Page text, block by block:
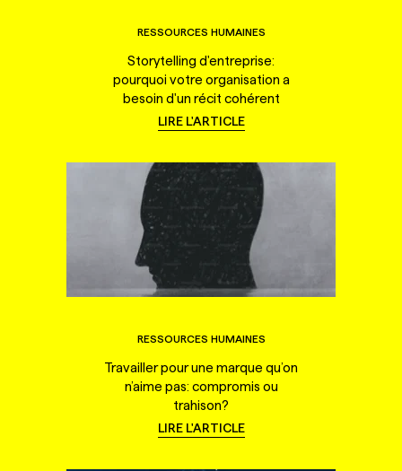
RESSOURCES HUMAINES
Storytelling d'entreprise:
pourquoi votre organisation a
besoin d'un récit cohérent
LIRE L'ARTICLE
RESSOURCES HUMAINES
Travailler pour une marque qu’on
n’aime pas: compromis ou
trahison?
LIRE L'ARTICLE